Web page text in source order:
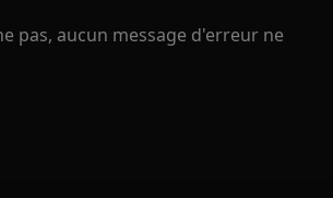
pas, aucun message d'erreur ne